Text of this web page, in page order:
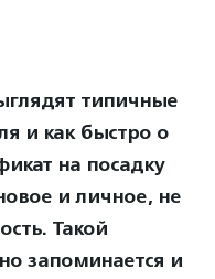
типичные
и как быстро о
на посадку
и личное, не
Такой
запоминается и